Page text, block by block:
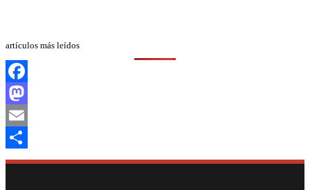
artículos más leídos
Facebook
Mastodon
Email
Compartir